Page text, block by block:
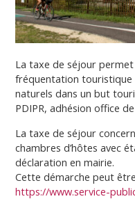
La taxe de séjour
fréquentation touristique
naturels dans un but
PDIPR, adhésion office
La taxe de séjour
chambres d’hôtes avec
déclaration en mairie.
Cette démarche peut
https://www.service-